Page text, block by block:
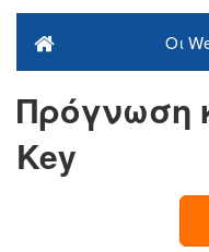
Οι
Πρόγνωση
Key